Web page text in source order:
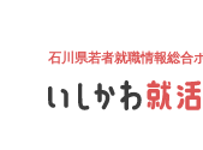
石川県若者就職情報総合